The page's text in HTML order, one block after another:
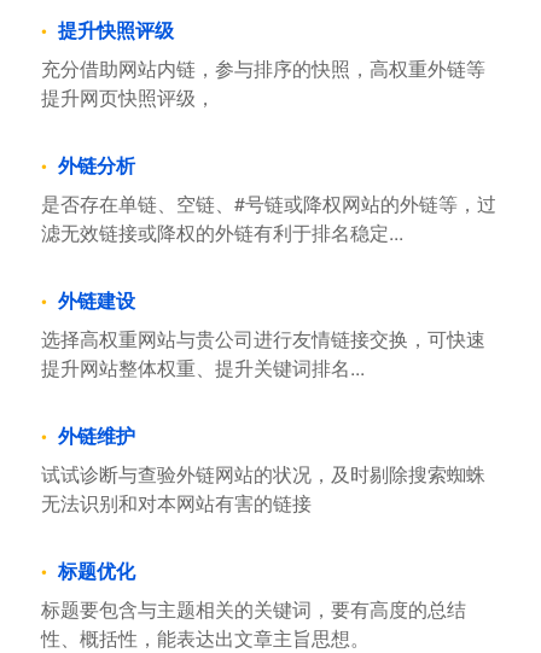
提升快照评级
充分借助网站内链，参与排序的快照，高权重外链等
提升网页快照评级，
外链分析
是否存在单链、空链、#号链或降权网站的外链等，过
滤无效链接或降权的外链有利于排名稳定...
外链建设
选择高权重网站与贵公司进行友情链接交换，可快速
提升网站整体权重、提升关键词排名...
外链维护
试试诊断与查验外链网站的状况，及时剔除搜索蜘蛛
无法识别和对本网站有害的链接
标题优化
标题要包含与主题相关的关键词，要有高度的总结
性、概括性，能表达出文章主旨思想。